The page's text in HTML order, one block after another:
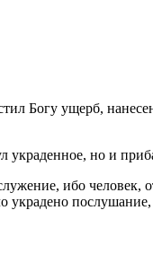
Богу ущерб,
украденное, но и
ибо человек,